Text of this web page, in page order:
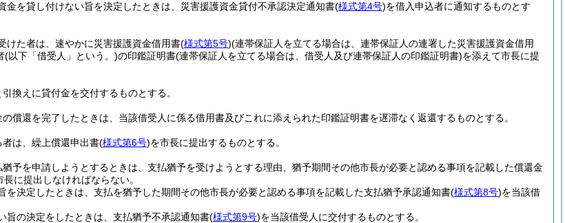
金を貸し付けない旨を決定したときは、災害援護資金貸付不承認決定通知書(様式第4号)を借入申込者に通知するものとす
けた者は、速やかに災害援護資金借用書(様式第5号)(連帯保証人を立てる場合は、連帯保証人の連署した災害援護資金借用
(以下「借受人」という。)の印鑑証明書(連帯保証人を立てる場合は、借受人及び連帯保証人の印鑑証明書)を添えて市長に提
換えに貸付金を交付するものとする。
償還を完了したときは、当該借受人に係る借用書及びこれに添えられた印鑑証明書を遅滞なく返還するものとする。
は、繰上償還申出書(様式第6号)を市長に提出するものとする。
予を申請しようとするときは、支払猶予を受けようとする理由、猶予期間その他市長が必要と認める事項を記載した償還金
長に提出しなければならない。
を決定したときは、支払を猶予した期間その他市長が必要と認める事項を記載した支払猶予承認通知書(様式第8号)を当該借
旨の決定をしたときは、支払猶予不承認通知書(様式第9号)を当該借受人に交付するものとする。